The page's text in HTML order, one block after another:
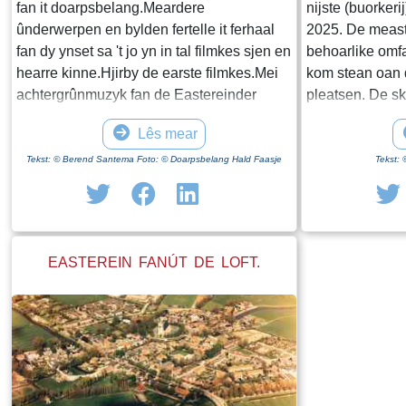
fan it doarpsbelang.Meardere
ûnderwerpen en bylden fertelle it ferhaal
fan dy ynset sa 't jo yn in tal filmkes sjen en
hearre kinne.Hjirby de earste filmkes.Mei
achtergrûnmuzyk fan de Eastereinder
band Sebeare!En de fiering fan it jubileum
yn de Martini tsjerke, mei bylden fan it
doarp.
Lês mear
Tekst: © Berend Santema Foto: © Doarpsbelang Hald Faasje
nijste
2025. De
behoarlike
kom stean oan
pleatsen. De
steane yn in
Trochdat de
hawwe der in
de
hat yn de rin
Tekst:
EASTEREIN FANÚT DE LOFT.